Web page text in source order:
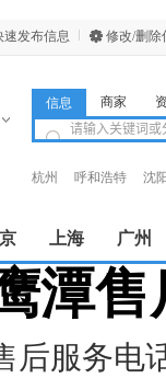
速发布信息 修改/删除
信息 商家
杭州 呼和浩特
沈
上海 广州
潭售
后服务电